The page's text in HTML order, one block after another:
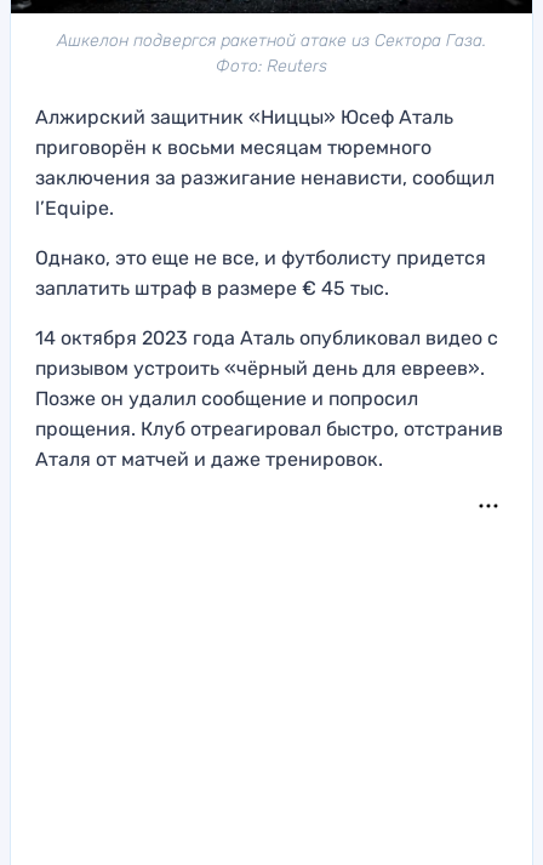
Ашкелон подвергся ракетной атаке из Сектора Газа.
Фото: Reuters
Алжирский защитник «Ниццы» Юсеф Аталь
приговорён к восьми месяцам тюремного
заключения за разжигание ненависти, сообщил
l’Equipe.
Однако, это еще не все, и футболисту придется
заплатить штраф в размере € 45 тыс.
14 октября 2023 года Аталь опубликовал видео с
призывом устроить «чёрный день для евреев».
Позже он удалил сообщение и попросил
прощения. Клуб отреагировал быстро, отстранив
Аталя от матчей и даже тренировок.